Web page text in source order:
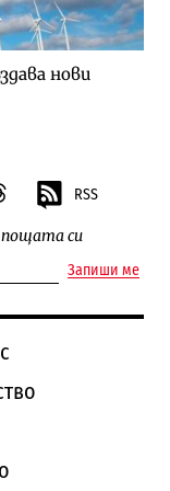
нови
RSS
пощата си
Запиши ме